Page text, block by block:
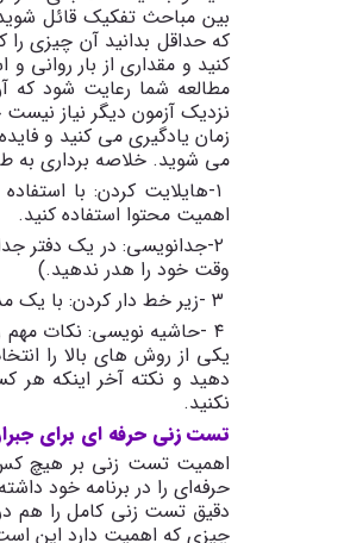
بین مباحث تفکیک قائل
که حداقل بدانید آن چیزی را
کنید و مقداری از بار روانی
مطالعه شما رعایت شود که
نزدیک آزمون دیگر نیاز
زمان یادگیری می کنید و
می شوید. خلاصه برداری به
-هایلایت کردن: با
اهمیت محتوا استفاده کنید.
-جدانویسی: در یک دفتر
وقت خود را هدر ندهید.)
-زیر خط دار کردن: با یک
۴ -حاشیه نویسی: نکات
یکی از روش های بالا را
دهید و نکته آخر اینکه هر
نکنید.
تست زنی حرفه ای برای
اهمیت تست زنی بر هیچ کس
حرفهای را در برنامه خود
دقیق تست زنی کامل را هم در
چیزی که اهمیت دارد این